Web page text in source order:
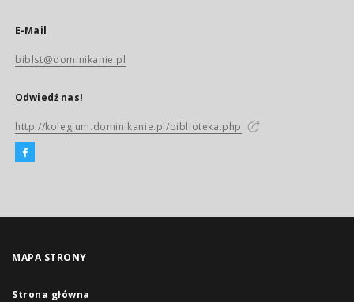
E-Mail
biblst@dominikanie.pl
Odwiedź nas!
http://kolegium.dominikanie.pl/biblioteka.php
MAPA STRONY
Strona główna